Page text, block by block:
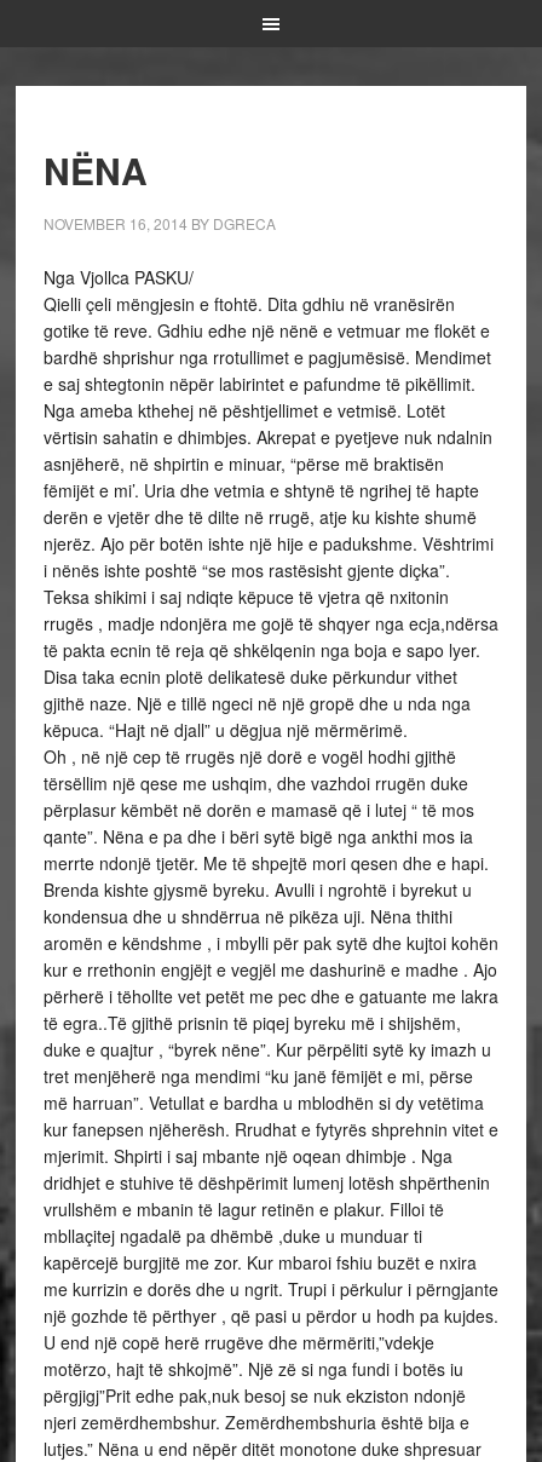
NËNA
NOVEMBER 16, 2014 BY DGRECA
Nga Vjollca PASKU/
Qielli çeli mëngjesin e ftohtë. Dita gdhiu në vranësirën
gotike të reve. Gdhiu edhe një nënë e vetmuar me flokët e
bardhë shprishur nga rrotullimet e pagjumësisë. Mendimet
e saj shtegtonin nëpër labirintet e pafundme të pikëllimit.
Nga ameba kthehej në pështjellimet e vetmisë. Lotët
vërtisin sahatin e dhimbjes. Akrepat e pyetjeve nuk ndalnin
asnjëherë, në shpirtin e minuar, “përse më braktisën
fëmijët e mi’. Uria dhe vetmia e shtynë të ngrihej të hapte
derën e vjetër dhe të dilte në rrugë, atje ku kishte shumë
njerëz. Ajo për botën ishte një hije e padukshme. Vështrimi
i nënës ishte poshtë “se mos rastësisht gjente diçka”.
Teksa shikimi i saj ndiqte këpuce të vjetra që nxitonin
rrugës , madje ndonjëra me gojë të shqyer nga ecja,ndërsa
të pakta ecnin të reja që shkëlqenin nga boja e sapo lyer.
Disa taka ecnin plotë delikatesë duke përkundur vithet
gjithë naze. Një e tillë ngeci në një gropë dhe u nda nga
këpuca. “Hajt në djall” u dëgjua një mërmërimë.
Oh , në një cep të rrugës një dorë e vogël hodhi gjithë
tërsëllim një qese me ushqim, dhe vazhdoi rrugën duke
përplasur këmbët në dorën e mamasë që i lutej “ të mos
qante”. Nëna e pa dhe i bëri sytë bigë nga ankthi mos ia
merrte ndonjë tjetër. Me të shpejtë mori qesen dhe e hapi.
Brenda kishte gjysmë byreku. Avulli i ngrohtë i byrekut u
kondensua dhe u shndërrua në pikëza uji. Nëna thithi
aromën e këndshme , i mbylli për pak sytë dhe kujtoi kohën
kur e rrethonin engjëjt e vegjël me dashurinë e madhe . Ajo
përherë i tëhollte vet petët me pec dhe e gatuante me lakra
të egra..Të gjithë prisnin të piqej byreku më i shijshëm,
duke e quajtur , “byrek nëne”. Kur përpëliti sytë ky imazh u
tret menjëherë nga mendimi “ku janë fëmijët e mi, përse
më harruan”. Vetullat e bardha u mblodhën si dy vetëtima
kur fanepsen njëherësh. Rrudhat e fytyrës shprehnin vitet e
mjerimit. Shpirti i saj mbante një oqean dhimbje . Nga
dridhjet e stuhive të dëshpërimit lumenj lotësh shpërthenin
vrullshëm e mbanin të lagur retinën e plakur. Filloi të
mbllaçitej ngadalë pa dhëmbë ,duke u munduar ti
kapërcejë burgjitë me zor. Kur mbaroi fshiu buzët e nxira
me kurrizin e dorës dhe u ngrit. Trupi i përkulur i përngjante
një gozhde të përthyer , që pasi u përdor u hodh pa kujdes.
U end një copë herë rrugëve dhe mërmëriti,”vdekje
motërzo, hajt të shkojmë”. Një zë si nga fundi i botës iu
përgjigj”Prit edhe pak,nuk besoj se nuk ekziston ndonjë
njeri zemërdhembshur. Zemërdhembshuria është bija e
lutjes.” Nëna u end nëpër ditët monotone duke shpresuar